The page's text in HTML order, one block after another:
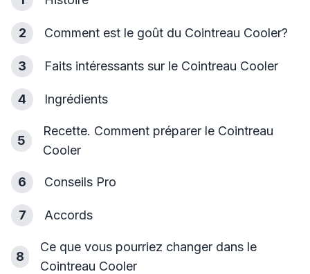
2 Comment est le goût du Cointreau Cooler?
3 Faits intéressants sur le Cointreau Cooler
4 Ingrédients
5
Recette. Comment préparer le Cointreau
Cooler
6 Conseils Pro
7 Accords
8
Ce que vous pourriez changer dans le
Cointreau Cooler